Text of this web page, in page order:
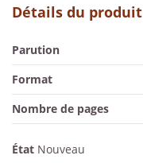
Détails du produit
Parution
Format
Nombre de pages
État Nouveau